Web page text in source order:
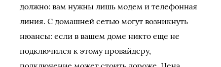
должно: вам нужны лишь модем и телефонная
линия. С домашней сетью могут возникнуть
нюансы: если в вашем доме никто еще не
подключился к этому провайдеру,